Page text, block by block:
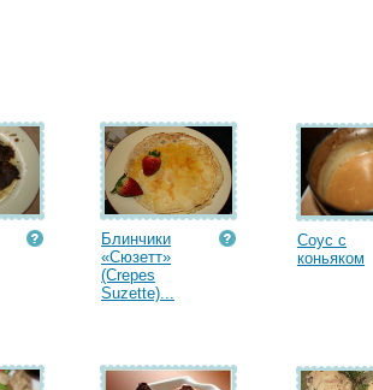
Блинчики
«Сюзетт»
(Crepes
Suzette)...
Соус с
коньяком